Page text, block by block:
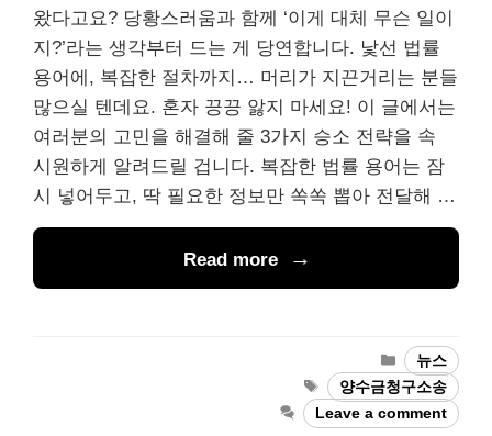
왔다고요? 당황스러움과 함께 ‘이게 대체 무슨 일이
지?’라는 생각부터 드는 게 당연합니다. 낯선 법률
용어에, 복잡한 절차까지… 머리가 지끈거리는 분들
많으실 텐데요. 혼자 끙끙 앓지 마세요! 이 글에서는
여러분의 고민을 해결해 줄 3가지 승소 전략을 속
시원하게 알려드릴 겁니다. 복잡한 법률 용어는 잠
시 넣어두고, 딱 필요한 정보만 쏙쏙 뽑아 전달해 …
Read more
Categories
뉴스
Tags양수금청구소송
Leave a comment